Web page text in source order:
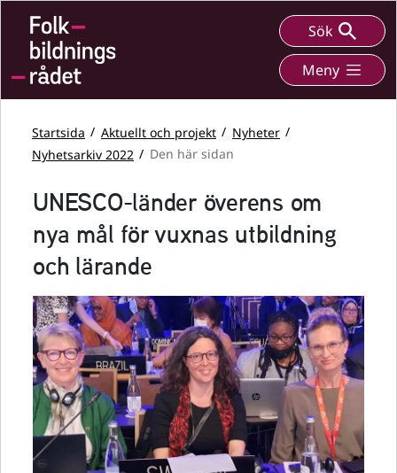
Sök
Meny
Startsida Aktuellt och projekt
Nyheter
Nyhetsarkiv 2022
Den här sidan
UNESCO-länder överens om
nya mål för vuxnas utbildning
och lärande